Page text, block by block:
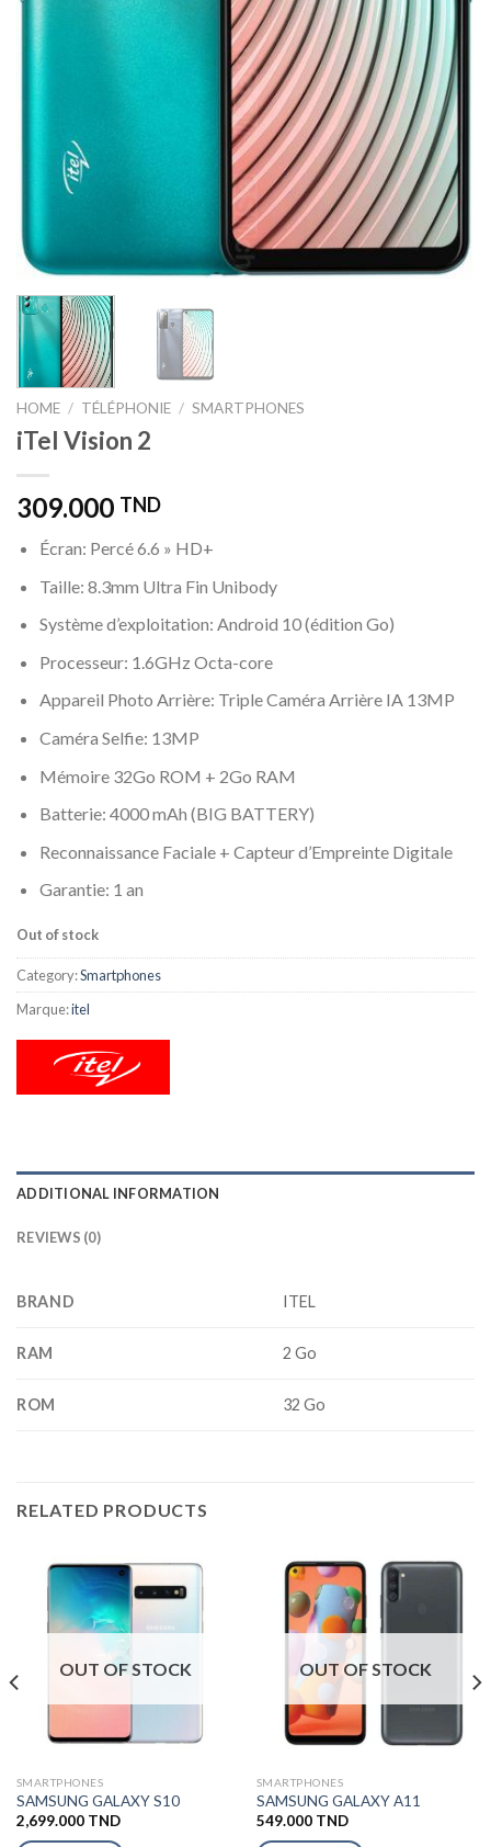
HOME / TÉLÉPHONIE / SMARTPHONES
iTel Vision 2
309.000 TND
Écran: Percé 6.6 » HD+
Taille: 8.3mm Ultra Fin Unibody
Système d’exploitation: Android 10 (édition Go)
Processeur: 1.6GHz Octa-core
Appareil Photo Arrière: Triple Caméra Arrière IA 13MP
Caméra Selfie: 13MP
Mémoire 32Go ROM + 2Go RAM
Batterie: 4000 mAh (BIG BATTERY)
Reconnaissance Faciale + Capteur d’Empreinte Digitale
Garantie: 1 an
Out of stock
Category:Smartphones
Marque:itel
ADDITIONAL INFORMATION
REVIEWS (0)
BRAND ITEL
RAM 2 Go
ROM 32 Go
RELATED PRODUCTS
OUT OF STOCK
SMARTPHONES
SAMSUNG GALAXY S10
2,699.000 TND
OUT OF STOCK
SMARTPHONES
SAMSUNG GALAXY A11
549.000 TND